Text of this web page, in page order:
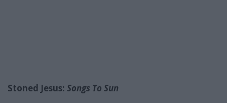
Stoned Jesus: Songs To Sun